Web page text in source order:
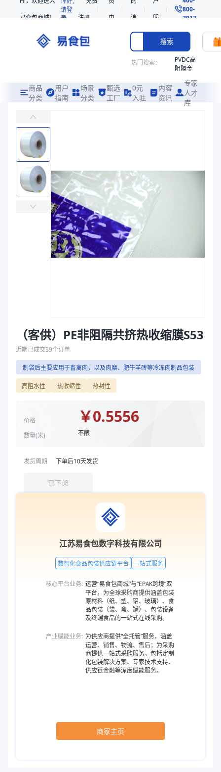
易食包商城！
请登
录
注册
中
消
息
服
务
800-
7017
搜索
热门搜索：
PVDC高
阻隔金
共挤热
收缩袋
商品
分类
用户
指南
场景
分类
甄选
工厂
0元
入驻
内容
资讯
专家
人才
库
制袋后主要应用于畜禽肉，以及肉糜、肥牛羊砖等冷冻肉制品包装
易食包（EPAK）专注于（客供）PE非阻隔共挤热收缩膜S53包装，提
产品卖点： 高阻水性、热收缩性、热封性
应用场景：制袋后主要应用于畜禽肉，以及肉糜、肥牛羊砖等冷冻肉制
价格：￥0.5556
商品参数
天加新材
热收缩膜
PE、EVA
55
商品图片（客供）PE非阻隔共挤热收缩膜S53
近期已成交39个订单
制袋后主要应用于畜禽肉，以及肉糜、肥牛羊砖等冷冻肉制品包装
高阻水性 热收缩性 热封性
价格
数量(米)
￥0.5556
不限
发货周期 下单后10天发货
已下架
江苏易食包数字科技有限公司
数智化食品包装供应链平台 一站式服务
核心平台业务: 运营“易食包商城”与“EPAK跨境”双
平台，为全球采购商提供涵盖包装
原材料（纸、塑、铝、玻璃）、食
品包装（袋、盒、罐）、包装设备
及终端食品的一站式在线采购。
产业赋能业务: 为供应商提供“全托管”服务，涵盖
运营、销售、物流、售后；为采购
商提供一站式采购服务，包括定制
化包装解决方案、专家技术支持、
供应链金融等深度赋能服务。
商家主页